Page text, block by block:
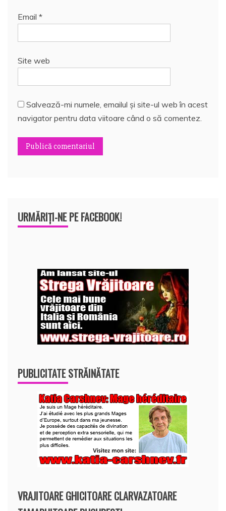
Email *
Site web
Salvează-mi numele, emailul și site-ul web în acest
navigator pentru data viitoare când o să comentez.
URMĂRIȚI-NE PE FACEBOOK!
PUBLICITATE STRĂINĂTATE
VRAJITOARE GHICITOARE CLARVAZATOARE